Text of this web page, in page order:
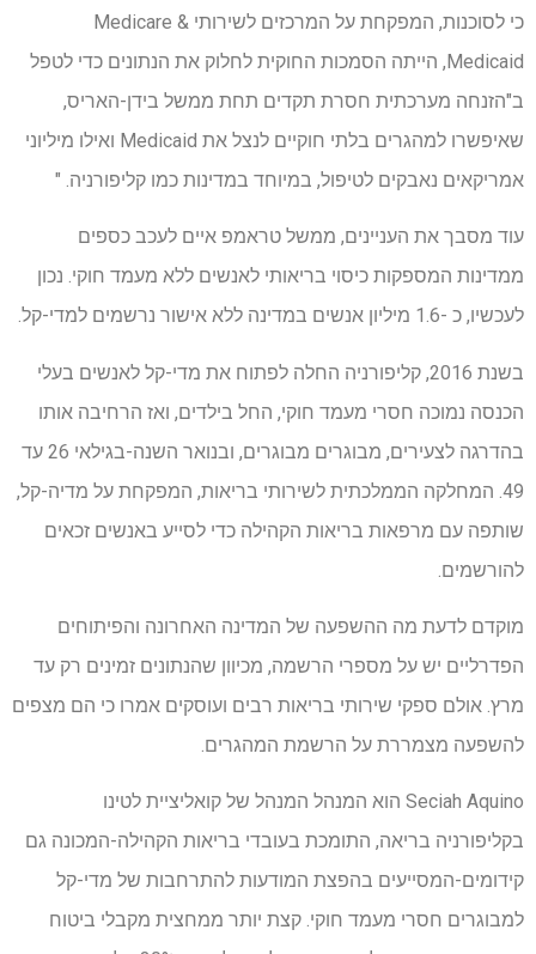
כי לסוכנות, המפקחת על המרכזים לשירותי Medicare &
Medicaid, הייתה הסמכות החוקית לחלוק את הנתונים כדי לטפל
ב"הזנחה מערכתית חסרת תקדים תחת ממשל בידן-האריס,
שאיפשרו למהגרים בלתי חוקיים לנצל את Medicaid ואילו מיליוני
אמריקאים נאבקים לטיפול, במיוחד במדינות כמו קליפורניה. "
עוד מסבך את העניינים, ממשל טראמפ איים לעכב כספים
ממדינות המספקות כיסוי בריאותי לאנשים ללא מעמד חוקי. נכון
לעכשיו, כ -1.6 מיליון אנשים במדינה ללא אישור נרשמים למדי-קל.
בשנת 2016, קליפורניה החלה לפתוח את מדי-קל לאנשים בעלי
הכנסה נמוכה חסרי מעמד חוקי, החל בילדים, ואז הרחיבה אותו
בהדרגה לצעירים, מבוגרים מבוגרים, ובנואר השנה-בגילאי 26 עד
49. המחלקה הממלכתית לשירותי בריאות, המפקחת על מדיה-קל,
שותפה עם מרפאות בריאות הקהילה כדי לסייע באנשים זכאים
להורשמים.
מוקדם לדעת מה ההשפעה של המדינה האחרונה והפיתוחים
הפדרליים יש על מספרי הרשמה, מכיוון שהנתונים זמינים רק עד
מרץ. אולם ספקי שירותי בריאות רבים ועוסקים אמרו כי הם מצפים
להשפעה מצמררת על הרשמת המהגרים.
Seciah Aquino הוא המנהל המנהל של קואליציית לטינו
בקליפורניה בריאה, התומכת בעובדי בריאות הקהילה-המכונה גם
קידומים-המסייעים בהפצת המודעות להתרחבות של מדי-קל
למבוגרים חסרי מעמד חוקי. קצת יותר ממחצית מקבלי ביטוח